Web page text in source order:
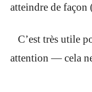
atteindre de
C’est très utile
attention — cela